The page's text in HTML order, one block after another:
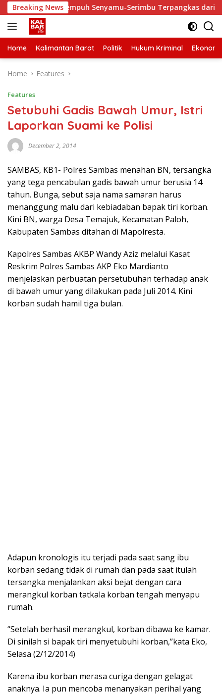
Skip
to
content
Breaking News
Waktu Tempuh Senyamu-Serimbu Terpangkas dari 2 Jam
Home Kalimantan Barat Politik Hukum Kriminal Ekonomi
Home Features
Features
Setubuhi Gadis Bawah Umur, Istri
Laporkan Suami ke Polisi
December 2, 2014
SAMBAS, KB1- Polres Sambas menahan BN, tersangka
yang tega pencabulan gadis bawah umur berusia 14
tahun. Bunga, sebut saja nama samaran harus
menanggung malu dari kebiadaban bapak tiri korban.
Kini BN, warga Desa Temajuk, Kecamatan Paloh,
Kabupaten Sambas ditahan di Mapolresta.
Kapolres Sambas AKBP Wandy Aziz melalui Kasat
Reskrim Polres Sambas AKP Eko Mardianto
menjelaskan perbuatan persetubuhan terhadap anak
di bawah umur yang dilakukan pada Juli 2014. Kini
korban sudah hamil tiga bulan.
Adapun kronologis itu terjadi pada saat sang ibu
korban sedang tidak di rumah dan pada saat itulah
tersangka menjalankan aksi bejat dengan cara
merangkul korban tatkala korban tengah menyapu
rumah.
“Setelah berhasil merangkul, korban dibawa ke kamar.
Di sinilah si bapak tiri menyetubuhi korban,”kata Eko,
Selasa (2/12/2014)
Karena ibu korban merasa curiga dengan gelagat
anaknya. Ia pun mencoba menanyakan perihal yang